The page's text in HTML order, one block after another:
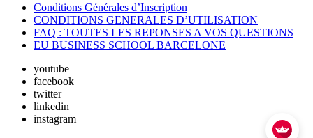
Conditions Générales d’Inscription
CONDITIONS GENERALES D’UTILISATION
FAQ : TOUTES LES REPONSES A VOS QUESTIONS
EU BUSINESS SCHOOL BARCELONE
youtube
facebook
twitter
linkedin
instagram